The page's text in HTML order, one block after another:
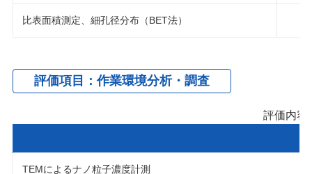
比表面積測定、細孔径分布（BET法）
評価項目：作業環境分析・調査
評価内容
TEMによるナノ粒子濃度計測